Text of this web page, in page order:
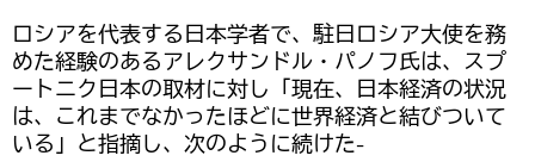
ロシアを代表する日本学者で、駐日ロシア大使を務
めた経験のあるアレクサンドル・パノフ氏は、スプ
ートニク日本の取材に対し「現在、日本経済の状況
は、これまでなかったほどに世界経済と結びついて
いる」と指摘し、次のように続けた-